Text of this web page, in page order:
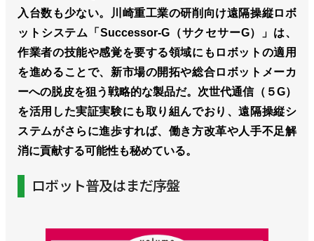
入台数も少ない。川崎重工業の研削向け遠隔操縦ロボ
ットシステム「Successor-G（サクセサーG）」は、
作業者の技能や感覚を要する領域にもロボットの適用
を進めることで、新市場の開拓や総合ロボットメーカ
ーへの脱皮を狙う戦略的な製品だ。次世代通信（５G）
を活用した実証実験にも取り組んでおり、遠隔操縦シ
ステムがさらに進歩すれば、働き方改革や人手不足解
消に貢献する可能性も秘めている。
ロボット普及はまだ序盤